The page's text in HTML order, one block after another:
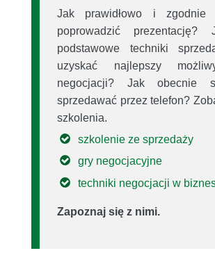
Jak prawidłowo i
poprowadzić prezentację?
podstawowe techniki
uzyskać najlepszy
negocjacji? Jak obecnie
sprzedawać przez telefon?
szkolenia.
szkolenie ze sprzedaży
gry negocjacyjne
techniki negocjacji w
Zapoznaj się z nimi.